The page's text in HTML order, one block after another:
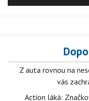
Z auta rovnou na
vás
Action láká: